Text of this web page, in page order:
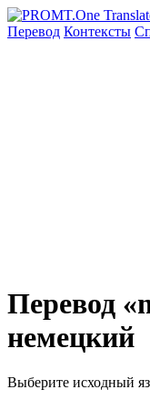
Перевод Контексты
Перевод
немецкий
Выберите исходный